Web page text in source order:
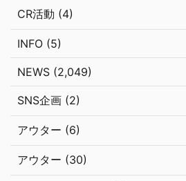
CR活動 (4)
INFO (5)
NEWS (2,049)
SNS企画 (2)
アウター (6)
アウター (30)